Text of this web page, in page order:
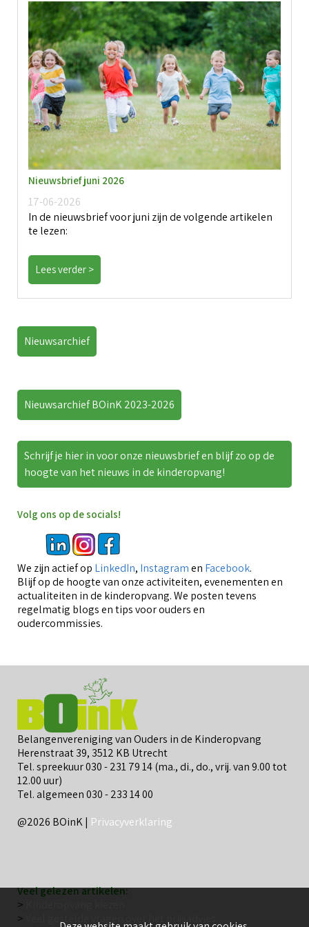
Nieuwsbrief juni 2026
17-06-2026
In de nieuwsbrief voor juni zijn de volgende artikelen
te lezen:
Lees verder >
Nieuwsarchief
Nieuwsarchief BOinK 2023-2026
Schrijf je hier in voor onze nieuwsbrief en blijf zo op de
hoogte van het nieuws in de kinderopvang!
Volg ons op de socials!
We zijn actief op LinkedIn, Instagramen Facebook.
Blijf op de hoogte van onze activiteiten, evenementen en
actualiteiten in de kinderopvang. We posten tevens
regelmatig blogs en tips voor ouders en
oudercommissies.
Belangenvereniging van Ouders in de Kinderopvang
Herenstraat 39, 3512 KB Utrecht
Tel. spreekuur 030 - 231 79 14 (ma., di., do., vrij. van 9.00 tot
12.00 uur)
Tel. algemeen 030 - 233 14 00
@2026 BOinK | Privacyverklaring
Veel gelezen artikelen:
>
>
Veel gestelde vragen over het prijsadvies